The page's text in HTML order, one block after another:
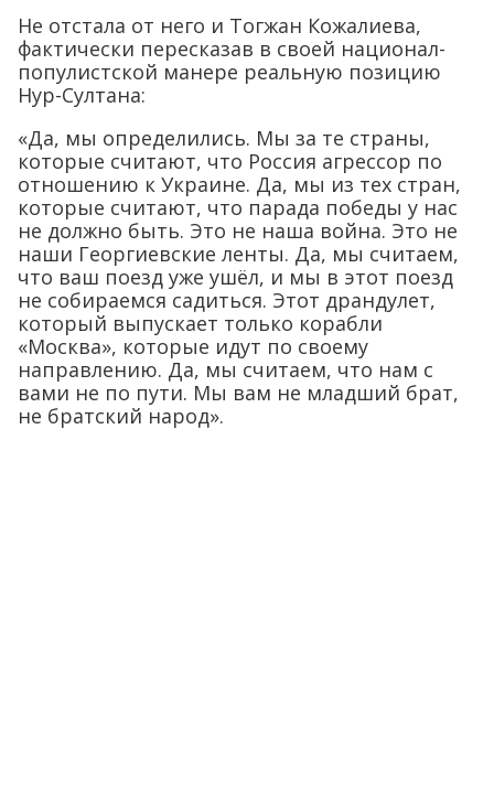
Не отстала от него и Тогжан Кожалиева,
фактически пересказав в своей национал-
популистской манере реальную позицию
Нур-Султана:
«Да, мы определились. Мы за те страны,
которые считают, что Россия агрессор по
отношению к Украине. Да, мы из тех стран,
которые считают, что парада победы у нас
не должно быть. Это не наша война. Это не
наши Георгиевские ленты. Да, мы считаем,
что ваш поезд уже ушёл, и мы в этот поезд
не собираемся садиться. Этот драндулет,
который выпускает только корабли
«Москва», которые идут по своему
направлению. Да, мы считаем, что нам с
вами не по пути. Мы вам не младший брат,
не братский народ».